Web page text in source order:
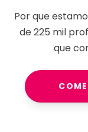
Por que
de225 mil
que